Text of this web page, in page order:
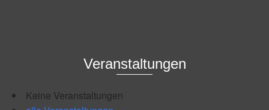
Veranstaltungen
Keine Veranstaltungen